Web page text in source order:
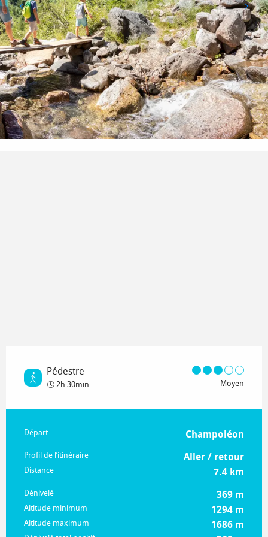
Pédestre
2h 30min Moyen
Informations pratiques
Départ Champoléon
Profil de l’itinéraire Aller / retour
Distance 7.4 km
Dénivelé 369 m
Altitude minimum 1294 m
Altitude maximum 1686 m